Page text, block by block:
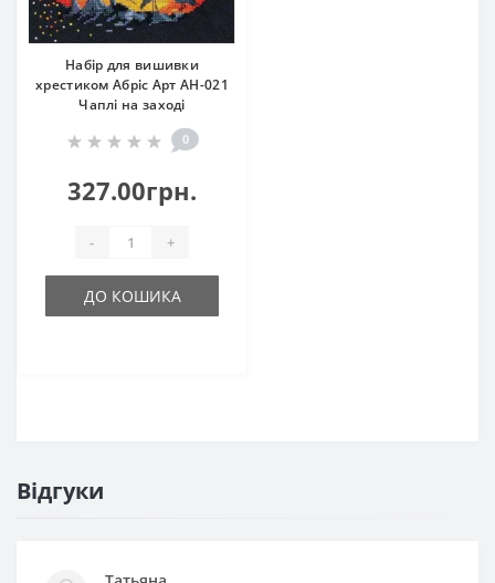
Набір для вишивки
хрестиком Абріс Арт АН-021
Чаплі на заході
0
327.00грн.
- +
ДО КОШИКА
Відгуки